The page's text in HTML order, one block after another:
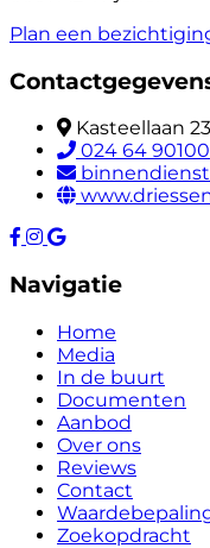
Plan een
Kasteellaan
024 64 90100
Navigatie
Home
Media
In de buurt
Documenten
Aanbod
Over ons
Reviews
Contact
Zoekopdracht